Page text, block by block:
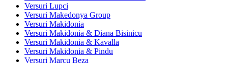
Versuri Lupci
Versuri Makedonya Group
Versuri Makidonia
Versuri Makidonia & Diana Bisinicu
Versuri Makidonia & Kavalla
Versuri Makidonia & Pindu
Versuri Marcu Beza